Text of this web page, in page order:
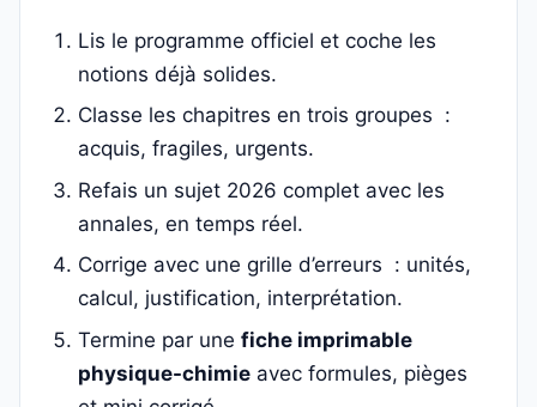
Lis le programme officiel et coche les
notions déjà solides.
Classe les chapitres en trois groupes :
acquis, fragiles, urgents.
Refais un sujet 2026 complet avec les
annales, en temps réel.
Corrige avec une grille d’erreurs : unités,
calcul, justification, interprétation.
Termine par une fiche imprimable
physique-chimie avec formules, pièges